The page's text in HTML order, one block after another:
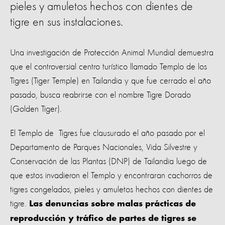
pieles y amuletos hechos con dientes de
tigre en sus instalaciones.
Una investigación de Protección Animal Mundial demuestra
que el controversial centro turístico llamado Templo de los
Tigres (Tiger Temple) en Tailandia y que fue cerrado el año
pasado, busca reabrirse con el nombre Tigre Dorado
(Golden Tiger).
El Templo de Tigres fue clausurado el año pasado por el
Departamento de Parques Nacionales, Vida Silvestre y
Conservación de las Plantas (DNP) de Tailandia luego de
que estos invadieron el Templo y encontraran cachorros de
tigres congelados, pieles y amuletos hechos con dientes de
tigre.
Las denuncias sobre malas prácticas de
reproducción y tráfico de partes de tigres se